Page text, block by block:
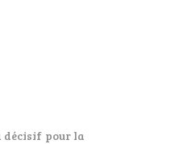
décisif pour la